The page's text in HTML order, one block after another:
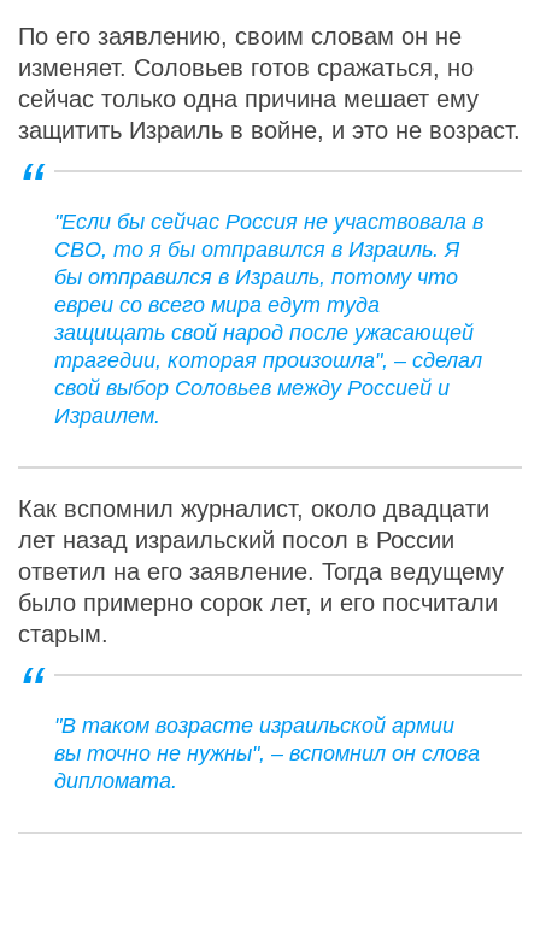
По его заявлению, своим словам он не
изменяет. Соловьев готов сражаться, но
сейчас только одна причина мешает ему
защитить Израиль в войне, и это не возраст.
"Если бы сейчас Россия не участвовала в
СВО, то я бы отправился в Израиль. Я
бы отправился в Израиль, потому что
евреи со всего мира едут туда
защищать свой народ после ужасающей
трагедии, которая произошла", – сделал
свой выбор Соловьев между Россией и
Израилем.
Как вспомнил журналист, около двадцати
лет назад израильский посол в России
ответил на его заявление. Тогда ведущему
было примерно сорок лет, и его посчитали
старым.
"В таком возрасте израильской армии
вы точно не нужны", – вспомнил он слова
дипломата.